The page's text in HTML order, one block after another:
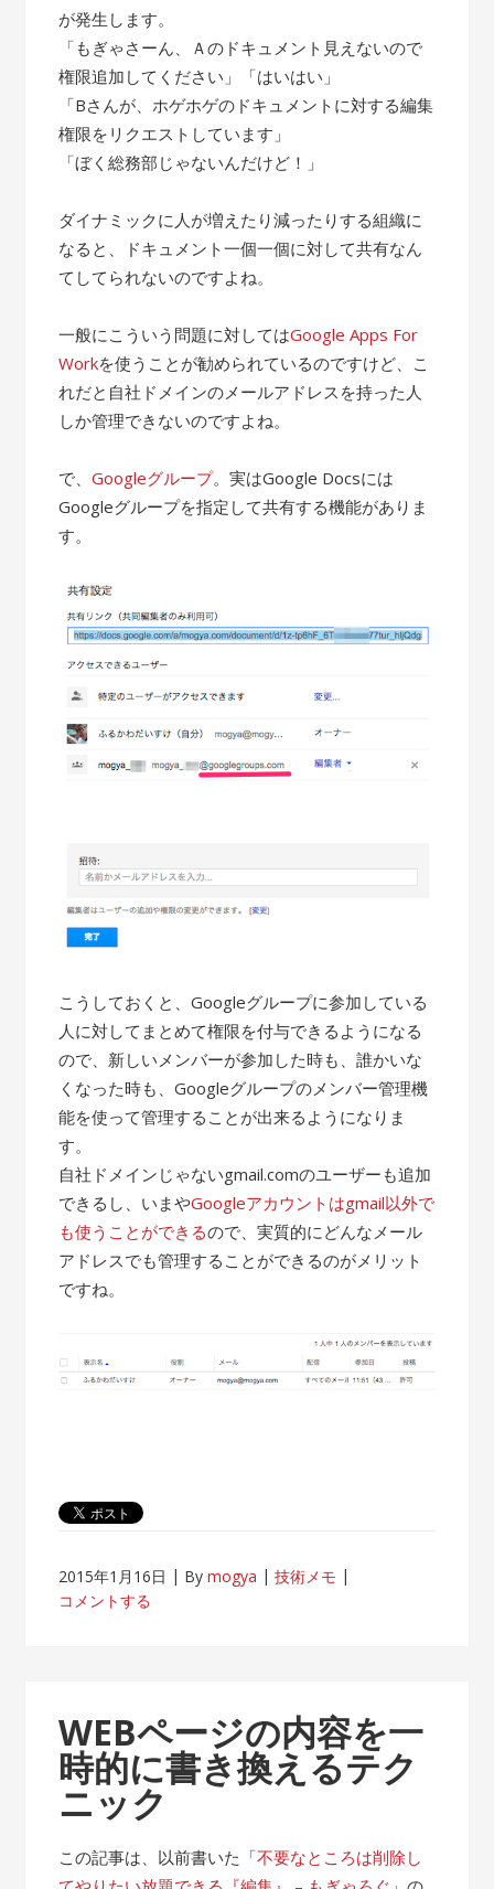
が発生します。
「もぎゃさーん、Ａのドキュメント見えないので
権限追加してください」「はいはい」
「Bさんが、ホゲホゲのドキュメントに対する編集
権限をリクエストしています」
「ぼく総務部じゃないんだけど！」
ダイナミックに人が増えたり減ったりする組織に
なると、ドキュメント一個一個に対して共有なん
てしてられないのですよね。
一般にこういう問題に対してはGoogle Apps For
Workを使うことが勧められているのですけど、こ
れだと自社ドメインのメールアドレスを持った人
しか管理できないのですよね。
で、Googleグループ。実はGoogle Docsには
Googleグループを指定して共有する機能がありま
す。
こうしておくと、Googleグループに参加している
人に対してまとめて権限を付与できるようになる
ので、新しいメンバーが参加した時も、誰かいな
くなった時も、Googleグループのメンバー管理機
能を使って管理することが出来るようになりま
す。
自社ドメインじゃないgmail.comのユーザーも追加
できるし、いまやGoogleアカウントはgmail以外で
も使うことができるので、実質的にどんなメール
アドレスでも管理することができるのがメリット
ですね。
2015年1月16日 Bymogya
技術メモ
コメントする
WEBページの内容を一
時的に書き換えるテク
ニック
この記事は、以前書いた「不要なところは削除し